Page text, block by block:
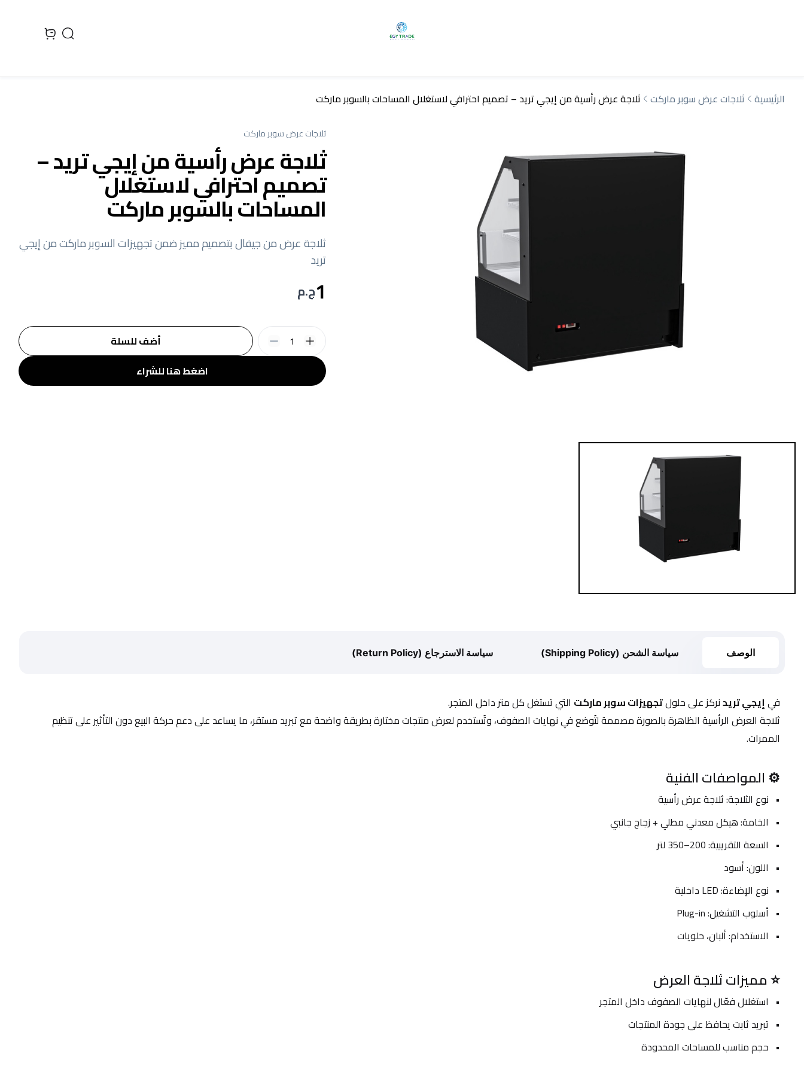
Search
view bag
الرئيسية ثلاجات عرض سوبر ماركت ثلاجة عرض رأسية من إيجي تريد – تصميم احترافي لاستغلال المساحات بالسوبر ماركت
ثلاجات عرض سوبر ماركت
ثلاجة عرض رأسية من إيجي تريد –
تصميم احترافي لاستغلال
المساحات بالسوبر ماركت
ثلاجة عرض من جيفال بتصميم مميز ضمن تجهيزات السوبر ماركت من إيجي
تريد
1ج.م
اضغط هنا للشراء
أضف للسلة 1
الوصف سياسة الشحن (Shipping Policy) سياسة الاسترجاع (Return Policy)
في إيجي تريد نركز على حلول تجهيزات سوبر ماركت التي تستغل كل متر داخل المتجر.
الممرات.
⚙️ المواصفات الفنية
نوع الثلاجة: ثلاجة عرض رأسية
الخامة: هيكل معدني مطلي + زجاج جانبي
السعة التقريبية: 200–350 لتر
اللون: أسود
نوع الإضاءة: LED داخلية
أسلوب التشغيل: Plug-in
الاستخدام: ألبان، حلويات
⭐ مميزات ثلاجة العرض
استغلال فعّال لنهايات الصفوف داخل المتجر
تبريد ثابت يحافظ على جودة المنتجات
حجم مناسب للمساحات المحدودة